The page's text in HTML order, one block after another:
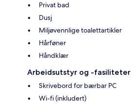
Privat bad
Dusj
Miljøvennlige toalettartikler
Hårføner
Håndklær
Arbeidsutstyr og -fasiliteter
Skrivebord for bærbar PC
Wi-fi (inkludert)